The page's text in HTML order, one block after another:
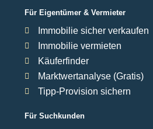
Für Eigentümer & Vermieter
Immobilie sicher verkaufen
Immobilie vermieten
Käuferfinder
Marktwertanalyse (Gratis)
Tipp-Provision sichern
Für Suchkunden